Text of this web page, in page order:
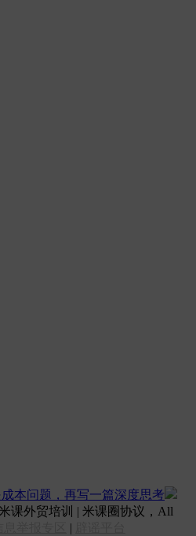
本问题，再写一篇深度思考
课外贸培训 | 米课圈协议，All
|